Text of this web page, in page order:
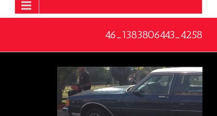
4258_1383806443_46